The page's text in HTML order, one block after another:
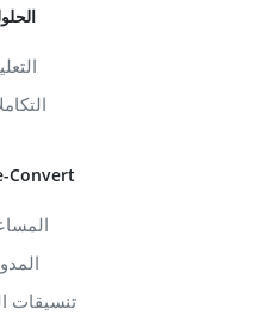
Convert
تنسيقات